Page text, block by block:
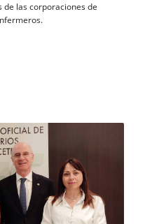
las corporaciones de